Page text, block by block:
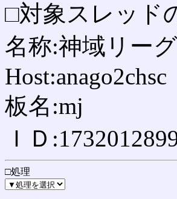
□対象スレッド
名称:神域リー
Host:anago2chsc
板名:mj
ＩＤ
□処理